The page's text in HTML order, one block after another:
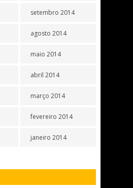
setembro 2014
agosto 2014
maio 2014
abril 2014
março 2014
fevereiro 2014
janeiro 2014